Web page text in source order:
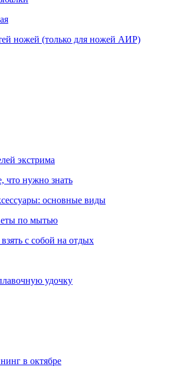
ножей (только для ножей АИР)
экстрима
что нужно знать
основные виды
по мытью
с собой на отдых
удочку
в октябре